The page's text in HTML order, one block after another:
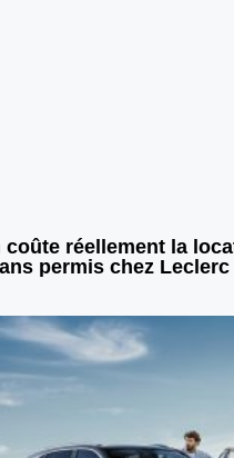
coûte réellement la
permis chez Leclerc